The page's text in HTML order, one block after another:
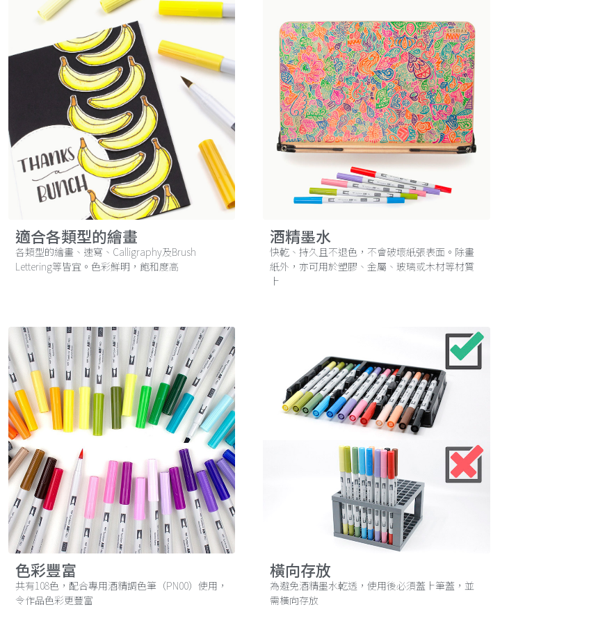
適合各類型的繪畫
各類型的繪畫、速寫、Calligraphy及Brush
Lettering等皆宜。色彩鮮明，飽和度高
酒精墨水
快乾、持久且不退色，不會破壞紙張表面。除畫
紙外，亦可用於塑膠、金屬、玻璃或木材等材質
上
色彩豐富
共有108色，配合專用酒精調色筆（PN00）使用，
令作品色彩更豐富
橫向存放
為避免酒精墨水乾透，使用後必須蓋上筆蓋，並
需橫向存放